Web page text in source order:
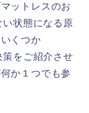
ットレスのお
状態になる原
くつか
をご紹介させ
か１つでも参